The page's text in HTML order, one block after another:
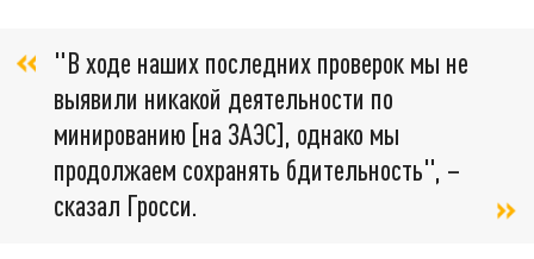
"В ходе наших последних проверок мы не
выявили никакой деятельности по
минированию [на ЗАЭС], однако мы
продолжаем сохранять бдительность", –
сказал Гросси.